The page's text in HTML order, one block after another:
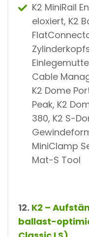
K2 MiniRail
eloxiert, K2
Cable
K2 Dome
Peak, K2
380, K2 S-
MiniClamp
Mat-S Tool
12. K2 –
ballast-